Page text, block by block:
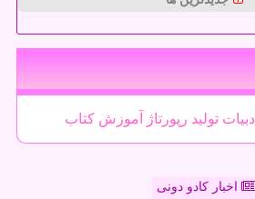
ادبیات تولید رپورتاژ آموزش كتاب
اخبار کادو دونی